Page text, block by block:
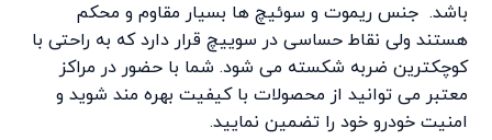
باشد. جنس ریموت و سوئیچ ها بسیار مقاوم و محکم
هستند ولی نقاط حساسی در سوییچ قرار دارد که به راحتی با
کوچکترین ضربه شکسته می شود. شما با حضور در مراکز
معتبر می توانید از محصولات با کیفیت بهره مند شوید و
امنیت خودرو خود را تضمین نمایید.